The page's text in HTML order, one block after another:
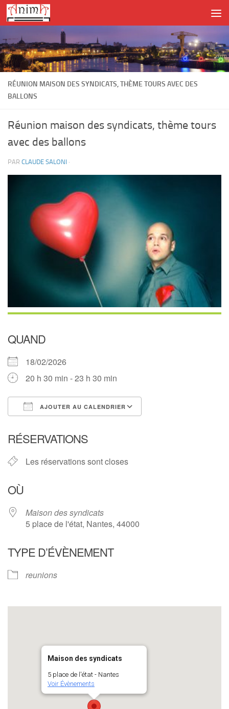
Skip to content
RÉUNION MAISON DES SYNDICATS, THÈME TOURS AVEC DES
BALLONS
Réunion maison des syndicats, thème tours
avec des ballons
PAR CLAUDE SALONI ·
QUAND
18/02/2026
20 h 30 min - 23 h 30 min
AJOUTER AU CALENDRIER
RÉSERVATIONS
Les réservations sont closes
OÙ
Maison des syndicats
5 place de l'état, Nantes, 44000
TYPE D’ÉVÈNEMENT
reunions
Maison des syndicats
5 place de l'état - Nantes
Voir Évènements